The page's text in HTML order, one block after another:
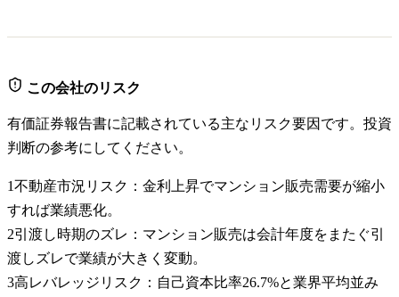
この会社のリスク
有価証券報告書に記載されている主なリスク要因です。投資
判断の参考にしてください。
1不動産市況リスク：金利上昇でマンション販売需要が縮小
すれば業績悪化。
2引渡し時期のズレ：マンション販売は会計年度をまたぐ引
渡しズレで業績が大きく変動。
3高レバレッジリスク：自己資本比率26.7%と業界平均並み